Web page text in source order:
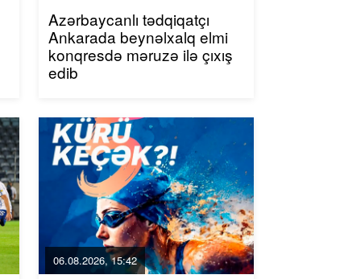
Azərbaycanlı tədqiqatçı
Ankarada beynəlxalq elmi
konqresdə məruzə ilə çıxış
edib
06.08.2026, 15:42